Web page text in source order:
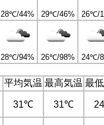
28℃/44% 29℃/46% 26℃/
28℃/94% 26℃/98% 24℃/
平均気温 最高気温 最
31℃ 31℃